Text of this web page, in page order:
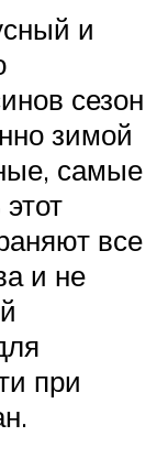
и
сезон
зимой
самые
все
и не
при